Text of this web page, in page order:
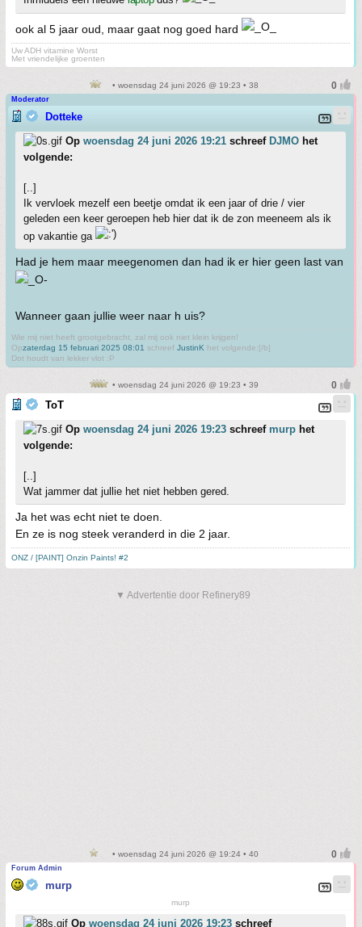
ook al 5 jaar oud, maar gaat nog goed hard
Uw ADH vitamine Worst
Met vriendelijke groenten
• woensdag 24 juni 2026 @ 19:23 • 38
Moderator
Dotteke
Op woensdag 24 juni 2026 19:21 schreef DJMO het
volgende:
[..]
Ik vervloek mezelf een beetje omdat ik een jaar of drie / vier
geleden een keer geroepen heb hier dat ik de zon meeneem als ik
op vakantie ga
Had je hem maar meegenomen dan had ik er hier geen last van
Wanneer gaan jullie weer naar h uis?
Wie mij niet heeft grootgebracht, zal mij ook niet klein krijgen!
Opzaterdag 15 februari 2025 08:01 schreef JustinK het volgende:[/b]
Dot houdt van lekker vlot :P
• woensdag 24 juni 2026 @ 19:23 • 39
ToT
Op woensdag 24 juni 2026 19:23 schreef murp het
volgende:
[..]
Wat jammer dat jullie het niet hebben gered.
Ja het was echt niet te doen.
En ze is nog steek veranderd in die 2 jaar.
ONZ / [PAINT] Onzin Paints! #2
▼ Advertentie door Refinery89
• woensdag 24 juni 2026 @ 19:24 • 40
Forum Admin
murp
murp
Op woensdag 24 juni 2026 19:23 schreef